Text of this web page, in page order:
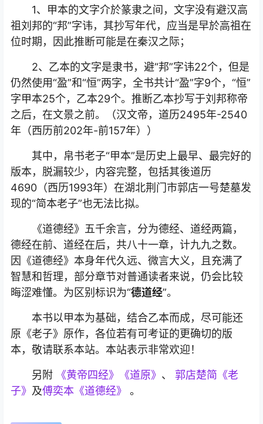
1、甲本的文字介於篆隶之间，文字没有避汉高
祖刘邦的“邦”字讳，其抄写年代，应当是早於高祖在
位时期，因此推断可能是在秦汉之际；
2、乙本的文字是隶书，避“邦”字讳22个，但是
仍然使用“盈”和“恒”两字，全书共计“盈”字9个，“恒”
字甲本25个，乙本29个。推断乙本抄写于刘邦称帝
之后，在文景之前。（汉文帝，道历2495年-2540
年（西历前202年-前157年））
其中，帛书老子“甲本”是历史上最早、最完好的
版本，脱漏较少，内容完整，包括其後道历
4690（西历1993年）在湖北荆门市郭店一号楚墓发
现的“简本老子”也无法比拟。
《道德经》五千余言，分为德经、道经两篇，
德经在前、道经在后，共八十一章，计九九之数。
因《道德经》本身年代久远、微言大义，且充满了
智慧和哲理，部分章节对普通读者来说，仍会比较
晦涩难懂。为区别标识为“德道经”。
本书以甲本为基础，结合乙本而成，尽可能还
原《老子》原作，各位若有可考证的更确切的版
本，敬请联系本站。本站表示非常欢迎！
另附 《黄帝四经》《道原》 、 郭店楚简《老
子》 及傅奕本《道德经》 。